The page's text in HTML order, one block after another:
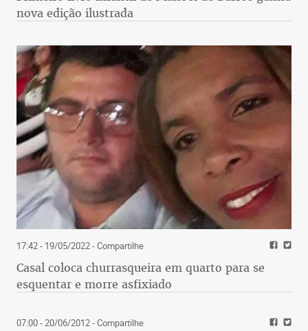
nova edição ilustrada
17:42 - 19/05/2022- Compartilhe
Casal coloca churrasqueira em quarto para se
esquentar e morre asfixiado
07:00 - 20/06/2012- Compartilhe